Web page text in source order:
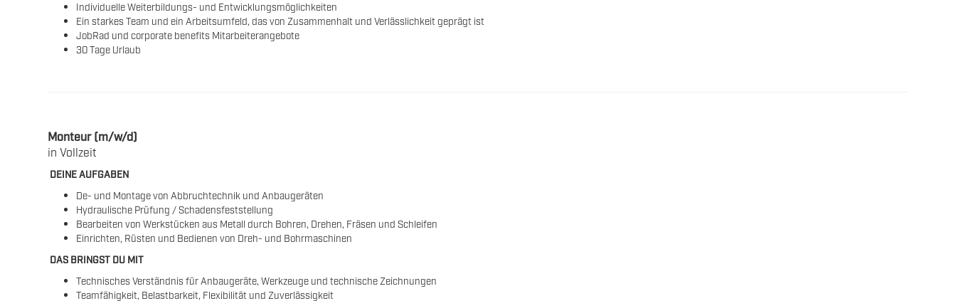
Individuelle Weiterbildungs- und Entwicklungsmöglichkeiten
Ein starkes Team und ein Arbeitsumfeld, das von Zusammenhalt und Verlässlichkeit geprägt ist
JobRad und corporate benefits Mitarbeiterangebote
30 Tage Urlaub
Monteur (m/w/d)
in Vollzeit
DEINE AUFGABEN
De- und Montage von Abbruchtechnik und Anbaugeräten
Hydraulische Prüfung / Schadensfeststellung
Bearbeiten von Werkstücken aus Metall durch Bohren, Drehen, Fräsen und Schleifen
Einrichten, Rüsten und Bedienen von Dreh- und Bohrmaschinen
DAS BRINGST DU MIT
Technisches Verständnis für Anbaugeräte, Werkzeuge und technische Zeichnungen
Teamfähigkeit, Belastbarkeit, Flexibilität und Zuverlässigkeit